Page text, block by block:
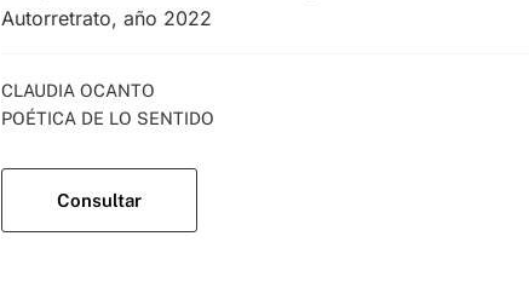
Autorretrato, año 2022
CLAUDIA OCANTO
POÉTICA DE LO SENTIDO
Consultar